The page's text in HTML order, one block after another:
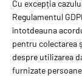
Cu excepția
Regulamentul
întotdeauna
pentru colectarea
despre utilizarea
furnizate